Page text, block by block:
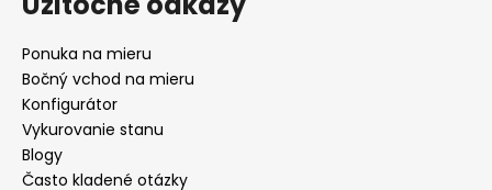
Ponuka na mieru
Bočný vchod na mieru
Konfigurátor
Vykurovanie stanu
Blogy
Často kladené otázky